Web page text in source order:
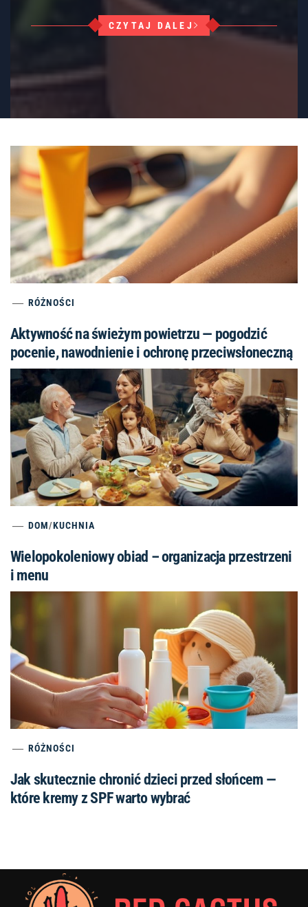
CZYTAJ DALEJ
RÓŻNOŚCI
Aktywność na świeżym powietrzu — pogodzić
pocenie, nawodnienie i ochronę przeciwsłoneczną
DOM/KUCHNIA
Wielopokoleniowy obiad – organizacja przestrzeni
i menu
RÓŻNOŚCI
Jak skutecznie chronić dzieci przed słońcem —
które kremy z SPF warto wybrać